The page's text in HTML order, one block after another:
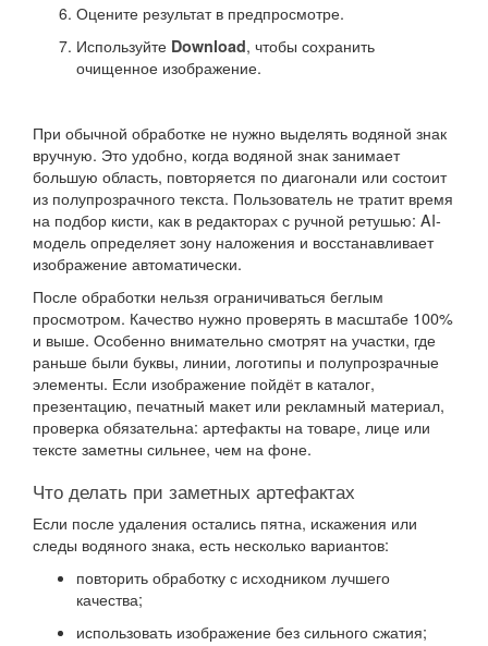
Оцените результат в предпросмотре.
Используйте Download, чтобы сохранить
очищенное изображение.
При обычной обработке не нужно выделять водяной знак
вручную. Это удобно, когда водяной знак занимает
большую область, повторяется по диагонали или состоит
из полупрозрачного текста. Пользователь не тратит время
на подбор кисти, как в редакторах с ручной ретушью: AI-
модель определяет зону наложения и восстанавливает
изображение автоматически.
После обработки нельзя ограничиваться беглым
просмотром. Качество нужно проверять в масштабе 100%
и выше. Особенно внимательно смотрят на участки, где
раньше были буквы, линии, логотипы и полупрозрачные
элементы. Если изображение пойдёт в каталог,
презентацию, печатный макет или рекламный материал,
проверка обязательна: артефакты на товаре, лице или
тексте заметны сильнее, чем на фоне.
Что делать при заметных артефактах
Если после удаления остались пятна, искажения или
следы водяного знака, есть несколько вариантов:
повторить обработку с исходником лучшего
качества;
использовать изображение без сильного сжатия;